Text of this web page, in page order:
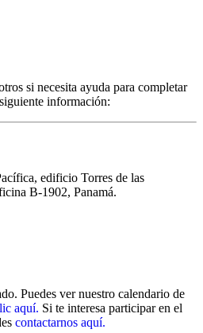
si necesita ayuda para completar
información:
edificio Torres de las
B-1902, Panamá.
Puedes ver nuestro calendario de
aquí. Si te interesa participar en el
contactarnos aquí.